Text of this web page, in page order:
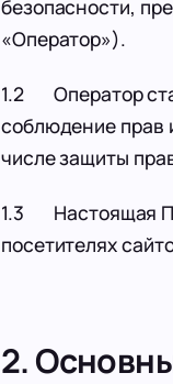
безопасности,
«Оператор»).
1.2 Оператор
соблюдение прав
числе защиты
1.3 Настоящая
посетителях
2.